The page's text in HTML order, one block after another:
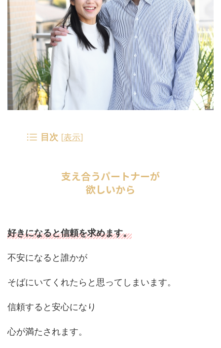
目次 [表示]
支え合うパートナーが
欲しいから
好きになると信頼を求めます。
不安になると誰かが
そばにいてくれたらと思ってしまいます。
信頼すると安心になり
心が満たされます。